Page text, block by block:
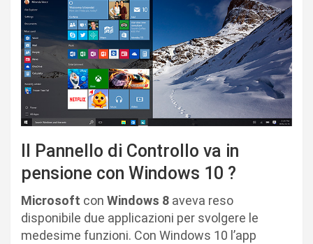
Il Pannello di Controllo va in
pensione con Windows 10 ?
Microsoft con Windows 8 aveva reso
disponibile due applicazioni per svolgere le
medesime funzioni. Con Windows 10 l’app